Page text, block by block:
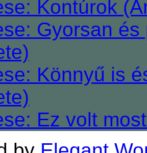
Kontúrok
Gyorsan
Könnyű is
Ez volt